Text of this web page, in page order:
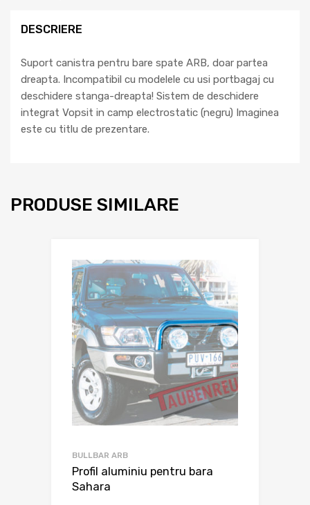
DESCRIERE
Suport canistra pentru bare spate ARB, doar partea
dreapta. Incompatibil cu modelele cu usi portbagaj cu
deschidere stanga-dreapta! Sistem de deschidere
integrat Vopsit in camp electrostatic (negru) Imaginea
este cu titlu de prezentare.
PRODUSE SIMILARE
BULLBAR ARB
Profil aluminiu pentru bara
Sahara